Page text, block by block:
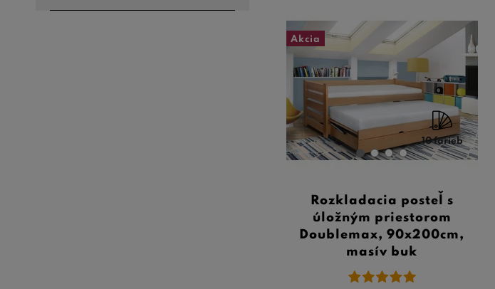
Akcia
10 farieb
Rozkladacia posteľ s
úložným priestorom
Doublemax, 90x200cm,
masív buk